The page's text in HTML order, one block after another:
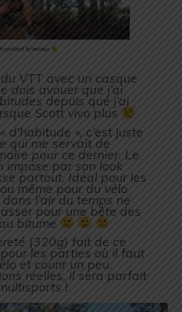
content le testeur
VTT avec un casque
dois avouer que j’ai
depuis que j’ai
Scott vivo plus
d’habitude », c’est juste
qui me servait de
pour ce dernier. Le
impose par son look
partout. Idéal pour les
même pour du vélo
l’air du temps ne
pour une bête des
bitume
(320g) fait de ce
les parties où il faut
et courir un peu.
réelles, il sera parfait
!